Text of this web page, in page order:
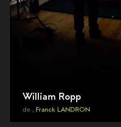
William Ropp
de , Franck LANDRON